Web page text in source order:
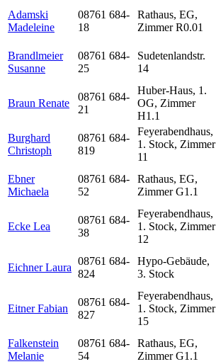
Adamski
Madeleine
08761 684-
18
Rathaus, EG,
Zimmer R0.01
Brandlmeier
Susanne
08761 684-
25
Sudetenlandstr.
14
Braun Renate
08761 684-
21
Huber-Haus, 1.
OG, Zimmer
H1.1
Burghard
Christoph
08761 684-
819
Feyerabendhaus,
1. Stock, Zimmer
11
Ebner
Michaela
08761 684-
52
Rathaus, EG,
Zimmer G1.1
Ecke Lea
08761 684-
38
Feyerabendhaus,
1. Stock, Zimmer
12
Eichner Laura
08761 684-
824
Hypo-Gebäude,
3. Stock
Eitner Fabian
08761 684-
827
Feyerabendhaus,
1. Stock, Zimmer
15
Falkenstein
Melanie
08761 684-
54
Rathaus, EG,
Zimmer G1.1